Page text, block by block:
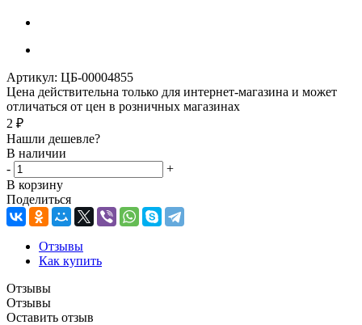
Артикул: ЦБ-00004855
Цена действительна только для интернет-магазина и может
отличаться от цен в розничных магазинах
2 ₽
Нашли дешевле?
В наличии
-
+
В корзину
Поделиться
Отзывы
Как купить
Отзывы
Отзывы
Оставить отзыв